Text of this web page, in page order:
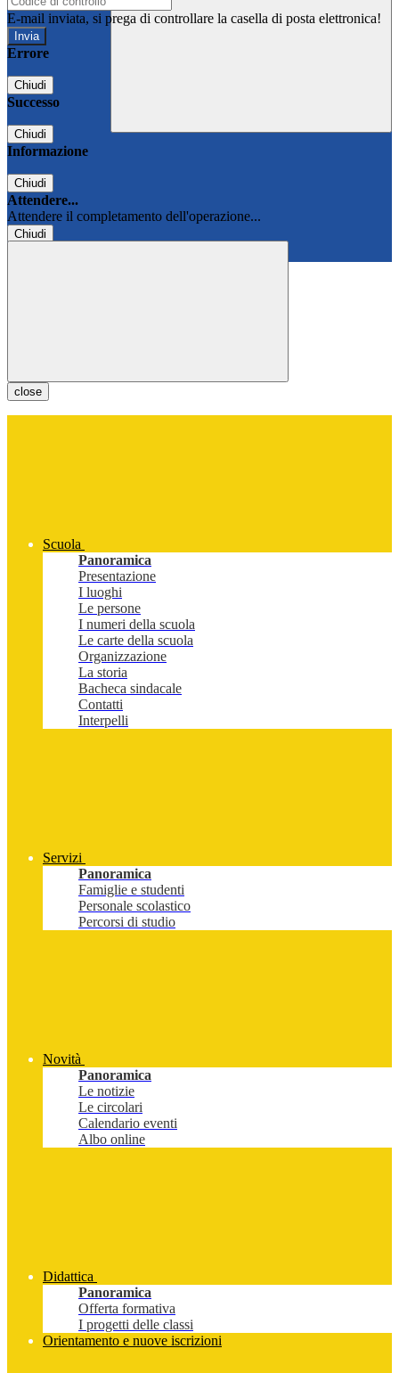
E-mail inviata, si prega di controllare la casella di posta elettronica!
Errore
Chiudi
Successo
Chiudi
Informazione
Chiudi
Attendere...
Attendere il completamento dell'operazione...
Chiudi
close
Scuola
Panoramica
Presentazione
I luoghi
Le persone
I numeri della scuola
Le carte della scuola
Organizzazione
La storia
Bacheca sindacale
Contatti
Interpelli
Servizi
Panoramica
Famiglie e studenti
Personale scolastico
Percorsi di studio
Novità
Panoramica
Le notizie
Le circolari
Calendario eventi
Albo online
Didattica
Panoramica
Offerta formativa
I progetti delle classi
Orientamento e nuove iscrizioni